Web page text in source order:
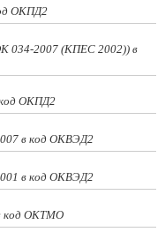
ОКПД2
034-2007 (КПЕС 2002)) в
ОКПД2
в код ОКВЭД2
в код ОКВЭД2
код ОКТМО